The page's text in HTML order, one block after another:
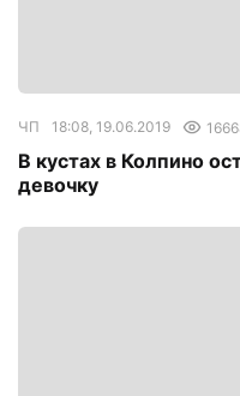
ЧП 18:08, 19.06.2019
В кустах в Колпино
девочку